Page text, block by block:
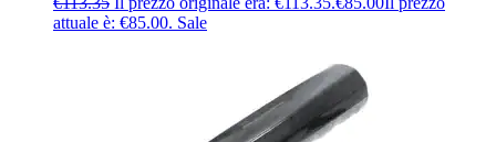
attuale è: €85.00. Sale